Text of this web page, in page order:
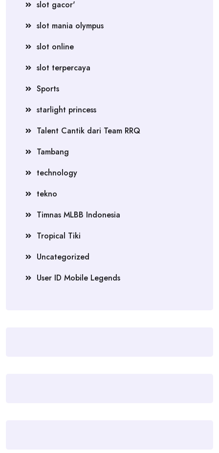
slot gacor'
slot mania olympus
slot online
slot terpercaya
Sports
starlight princess
Talent Cantik dari Team RRQ
Tambang
technology
tekno
Timnas MLBB Indonesia
Tropical Tiki
Uncategorized
User ID Mobile Legends